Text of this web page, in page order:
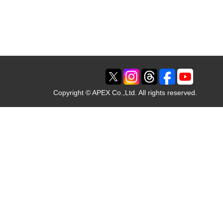
Copyright © APEX Co.,Ltd. All rights reserved.